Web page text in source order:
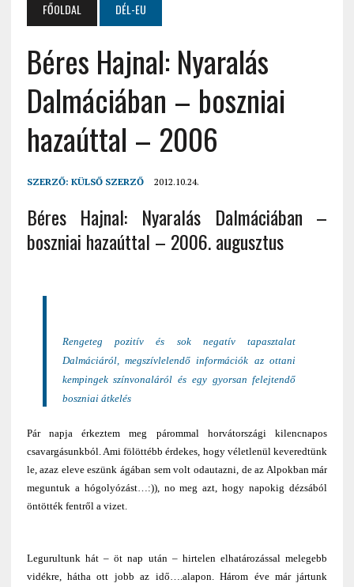
FŐOLDAL DÉL-EU
Béres Hajnal: Nyaralás
Dalmáciában – boszniai
hazaúttal – 2006
SZERZŐ: KÜLSŐ SZERZŐ 2012.10.24.
Béres Hajnal: Nyaralás Dalmáciában –
boszniai hazaúttal – 2006. augusztus
Rengeteg pozitív és sok negatív tapasztalat
Dalmáciáról, megszívlelendő információk az ottani
kempingek színvonaláról és egy gyorsan felejtendő
boszniai átkelés
Pár napja érkeztem meg párommal horvátországi kilencnapos
csavargásunkból. Ami fölöttébb érdekes, hogy véletlenül keveredtünk
le, azaz eleve eszünk ágában sem volt odautazni, de az Alpokban már
meguntuk a hógolyózást…:)), no meg azt, hogy napokig dézsából
öntötték fentről a vizet.
Legurultunk hát – öt nap után – hirtelen elhatározással melegebb
vidékre, hátha ott jobb az idő….alapon. Három éve már jártunk